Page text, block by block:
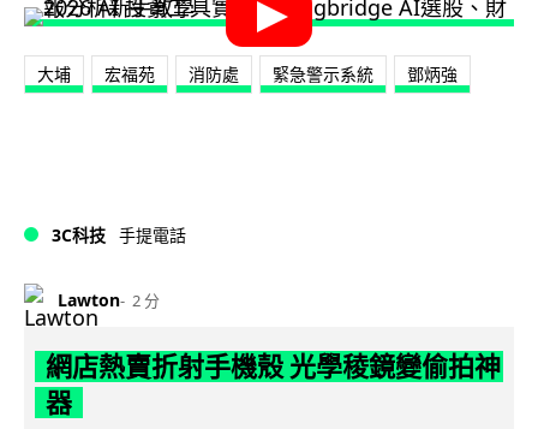
大埔 宏福苑 消防處 緊急警示系統 鄧炳強
3C科技 手提電話
Lawton 2 分
網店熱賣折射手機殼 光學稜鏡變偷拍神
器